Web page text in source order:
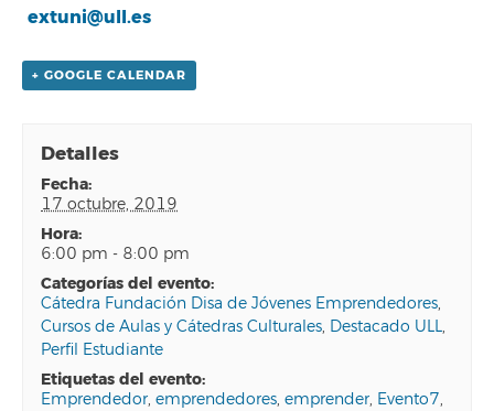
extuni@ull.es
+ GOOGLE CALENDAR
Detalles
fecha:
17 octubre, 2019
hora:
6:00 pm - 8:00 pm
categorías del evento:
Cátedra Fundación Disa de Jóvenes Emprendedores,
Cursos de Aulas y Cátedras Culturales, Destacado ULL,
Perfil Estudiante
etiquetas del evento:
Emprendedor,emprendedores,emprender, Evento7,